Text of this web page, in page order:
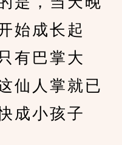
始成长起
有巴掌大
仙人掌就已
成小孩子